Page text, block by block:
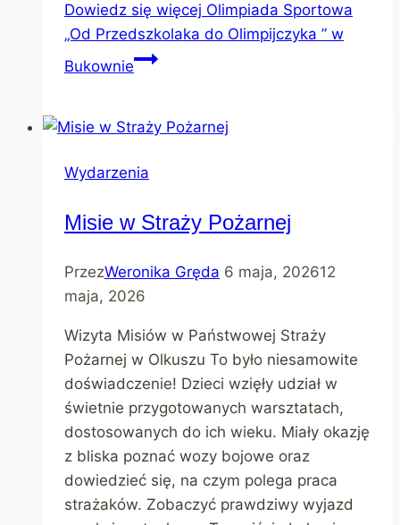
Dowiedz się więcej Olimpiada Sportowa
„Od Przedszkolaka do Olimpijczyka ” w
Bukownie
Wydarzenia
Misie w Straży Pożarnej
PrzezWeronika Gręda 6 maja, 202612
maja, 2026
Wizyta Misiów w Państwowej Straży
Pożarnej w Olkuszu To było niesamowite
doświadczenie! Dzieci wzięły udział w
świetnie przygotowanych warsztatach,
dostosowanych do ich wieku. Miały okazję
z bliska poznać wozy bojowe oraz
dowiedzieć się, na czym polega praca
strażaków. Zobaczyć prawdziwy wyjazd